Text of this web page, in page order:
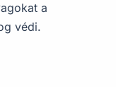
a
védi.